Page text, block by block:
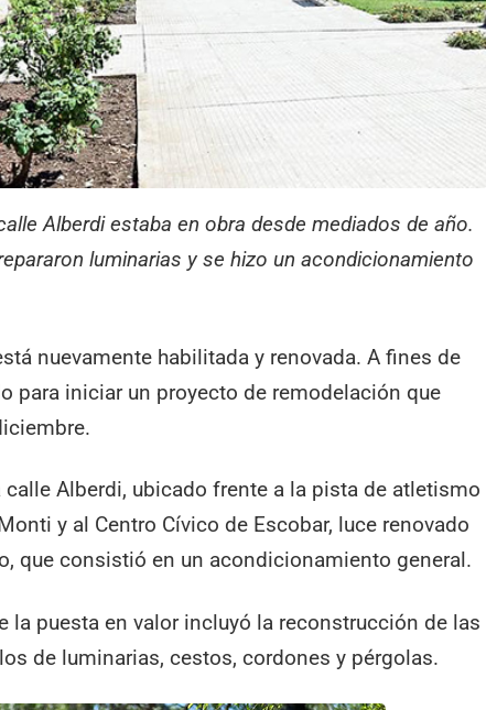
Alberdi estaba en obra desde mediados de año.
luminarias y se hizo un acondicionamiento
nuevamente habilitada y renovada. A fines de
para iniciar un proyecto de remodelación que
Alberdi, ubicado frente a la pista de atletismo
y al Centro Cívico de Escobar, luce renovado
que consistió en un acondicionamiento general.
la puesta en valor incluyó la reconstrucción de las
de luminarias, cestos, cordones y pérgolas.